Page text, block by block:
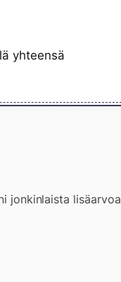
yhteensä
jonkinlaista lisäarvoa